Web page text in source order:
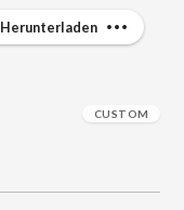
CUSTOM
Herunterladen